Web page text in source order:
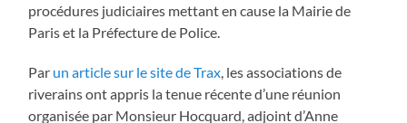
procédures judiciaires mettant en cause la Mairie de
Paris et la Préfecture de Police.
Par un article sur le site de Trax , les associations de
riverains ont appris la tenue récente d’une réunion
organisée par Monsieur Hocquard, adjoint d’Anne